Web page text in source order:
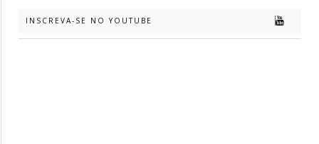
INSCREVA-SE NO YOUTUBE